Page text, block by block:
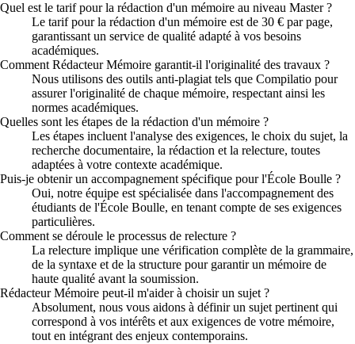
Quel est le tarif pour la rédaction d'un mémoire au niveau Master ?
Le tarif pour la rédaction d'un mémoire est de 30 € par page,
garantissant un service de qualité adapté à vos besoins
académiques.
Comment Rédacteur Mémoire garantit-il l'originalité des travaux ?
Nous utilisons des outils anti-plagiat tels que Compilatio pour
assurer l'originalité de chaque mémoire, respectant ainsi les
normes académiques.
Quelles sont les étapes de la rédaction d'un mémoire ?
Les étapes incluent l'analyse des exigences, le choix du sujet, la
recherche documentaire, la rédaction et la relecture, toutes
adaptées à votre contexte académique.
Puis-je obtenir un accompagnement spécifique pour l'École Boulle ?
Oui, notre équipe est spécialisée dans l'accompagnement des
étudiants de l'École Boulle, en tenant compte de ses exigences
particulières.
Comment se déroule le processus de relecture ?
La relecture implique une vérification complète de la grammaire,
de la syntaxe et de la structure pour garantir un mémoire de
haute qualité avant la soumission.
Rédacteur Mémoire peut-il m'aider à choisir un sujet ?
Absolument, nous vous aidons à définir un sujet pertinent qui
correspond à vos intérêts et aux exigences de votre mémoire,
tout en intégrant des enjeux contemporains.